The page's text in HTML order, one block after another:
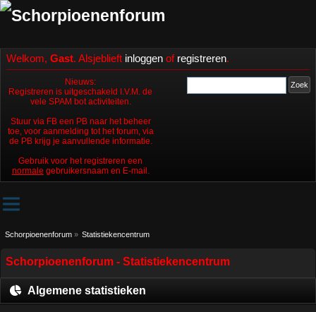
Welkom, Gast. Alsjeblieft inloggen of registreren.
Nieuws:
Registreren is uitgeschakeld I.V.M. de
vele SPAM bot activiteiten.
Stuur via FB een PB naar het beheer
toe, voor aanmelding tot het forum, via
de PB krijg je aanvullende informatie.
Gebruik voor het registreren een
normale gebruikersnaam en E-mail.
Schorpioenenforum» Statistiekencentrum
Schorpioenenforum - Statistiekencentrum
Algemene statistieken